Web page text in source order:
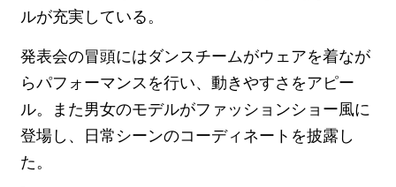
ルが充実している。
発表会の冒頭にはダンスチームがウェアを着なが
らパフォーマンスを行い、動きやすさをアピー
ル。また男女のモデルがファッションショー風に
登場し、日常シーンのコーディネートを披露し
た。